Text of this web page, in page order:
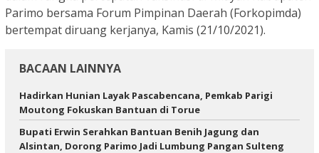
Parimo bersama Forum Pimpinan Daerah (Forkopimda)
bertempat diruang kerjanya, Kamis (21/10/2021).
BACAAN LAINNYA
Hadirkan Hunian Layak Pascabencana, Pemkab Parigi
Moutong Fokuskan Bantuan di Torue
Bupati Erwin Serahkan Bantuan Benih Jagung dan
Alsintan, Dorong Parimo Jadi Lumbung Pangan Sulteng